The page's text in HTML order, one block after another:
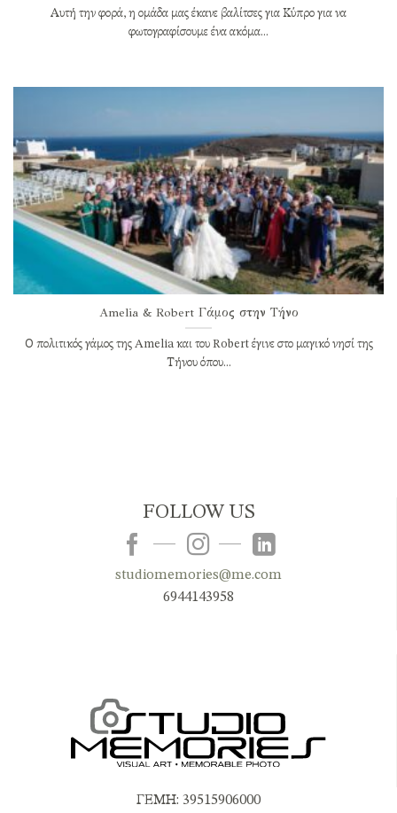
Αυτή την φορά, η ομάδα μας έκανε βαλίτσες για Κύπρο για να
φωτογραφίσουμε ένα ακόμα...
Amelia & Robert Γάμος στην Τήνο
Ο πολιτικός γάμος της Amelia και του Robert έγινε στο μαγικό νησί της
Τήνου όπου...
FOLLOW US
studiomemories@me.com
6944143958
ΓΕΜΗ: 39515906000